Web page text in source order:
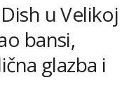
u Velikoj
bansi,
glazba i